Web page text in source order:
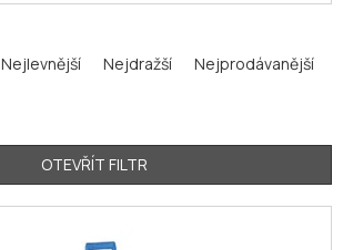
Nejlevnější Nejdražší Nejprodávanější
OTEVŘÍT FILTR